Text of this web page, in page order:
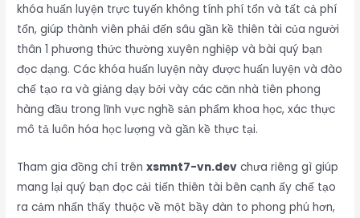
khóa huấn luyện trực tuyến không tính phí tổn và tất cả phí
tổn, giúp thành viên phải đến sâu gần kề thiên tài của người
thân 1 phương thức thường xuyên nghiệp và bài quý bạn
đọc dạng. Các khóa huấn luyện này được huấn luyện và đào
chế tạo ra và giảng dạy bởi vày các căn nhà tiên phong
hàng đầu trong lĩnh vực nghề sản phẩm khoa học, xác thực
mô tả luôn hóa học lượng và gần kề thực tại.
Tham gia đồng chí trênxsmnt7-vn.dev chưa riêng gì giúp
mang lại quý bạn đọc cải tiến thiên tài bên cạnh ấy chế tạo
ra cảm nhấn thấy thuộc về một bầy đàn to phong phú hơn,